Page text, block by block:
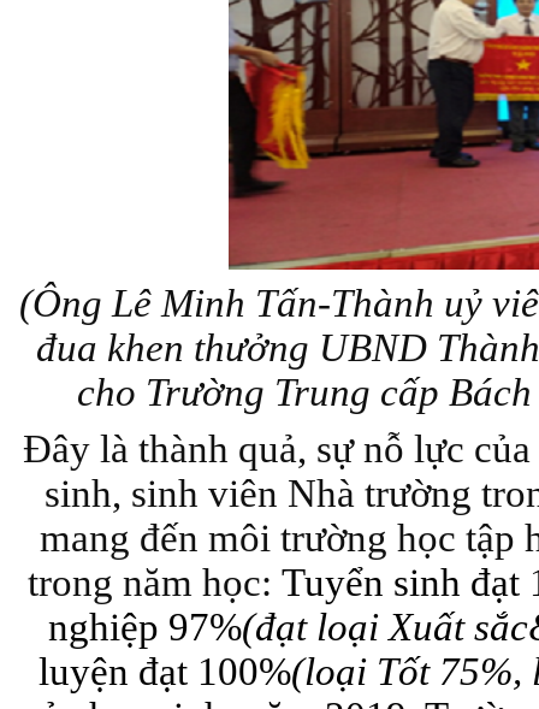
(Ông Lê Minh Tấn-Thành uỷ
đua khen thưởng UBND
cho Trường Trung cấp
Đây là thành quả, sự nỗ lực
sinh, sinh viên Nhà trường
mang đến môi trường học tập
trong năm học: Tuyển sinh đạt
nghiệp 97%(đạt loại Xuất
luyện đạt 100%(loại Tốt 75%,